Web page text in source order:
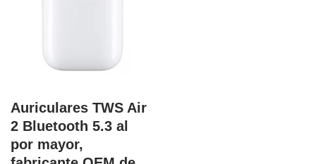
Auriculares TWS Air
2 Bluetooth 5.3 al
por mayor,